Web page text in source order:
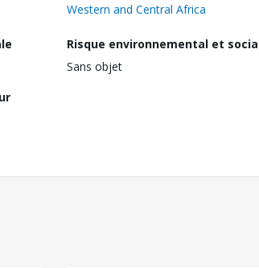
Western and Central Africa
Risque environnemental et
Sans objet